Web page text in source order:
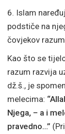
6. Islam
podstiče na
čovjekov
Kao što se
razum razvija
dž.š., je
melecima:
Njega, – a i
pravedno…”